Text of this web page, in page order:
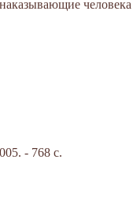
человека
- 768 с.